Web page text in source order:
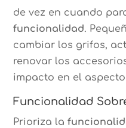
de vez en cuando
funcionalidad.
cambiar los grifos,
renovar los
impacto en el
Funcionalidad
Prioriza la